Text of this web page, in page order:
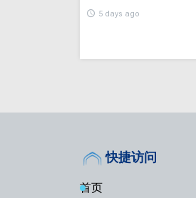
5 days ago
快捷访问
首页